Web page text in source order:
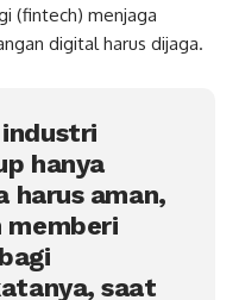
(fintech) menjaga
digital harus dijaga.
hanya
harus aman,
memberi
saat